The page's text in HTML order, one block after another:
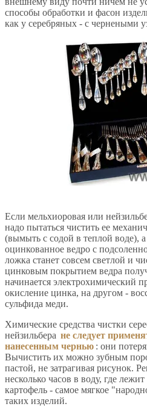
способы обработки и фасон
как у серебряных - с чернеными
Если мельхиоровая или
надо пытаться чистить ее
(вымыть с содой в теплой воде),
оцинкованное ведро с
ложка станет совсем светлой и
цинковым покрытием ведра
начинается электрохимический
окисление цинка, на другом -
сульфида меди.
Химические средства чистки
нейзильбера не следует
нанесенным чернью : они
Вычистить их можно зубным
пастой, не затрагивая рисунок.
несколько часов в воду, где
картофель - самое мягкое
таких изделий.